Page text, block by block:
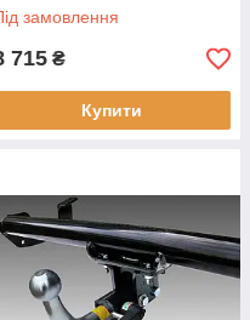
замовлення
715 ₴
Купити